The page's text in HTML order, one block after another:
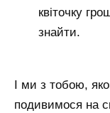
квіточку
знайти.
І ми з тобою,
подивимося на